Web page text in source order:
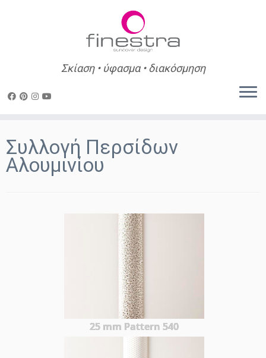
to
content
Σκίαση • ύφασμα • διακόσμηση
Συλλογή Περσίδων
Αλουμινίου
25 mm Pattern 540